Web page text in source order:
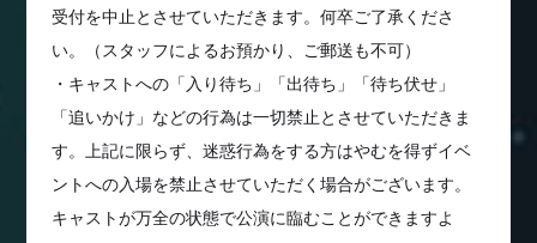
受付を中止とさせていただきます。何卒ご了承くださ
い。（スタッフによるお預かり、ご郵送も不可）
・キャストへの「入り待ち」「出待ち」「待ち伏せ」
「追いかけ」などの行為は一切禁止とさせていただきま
す。上記に限らず、迷惑行為をする方はやむを得ずイベ
ントへの入場を禁止させていただく場合がございます。
キャストが万全の状態で公演に臨むことができますよ